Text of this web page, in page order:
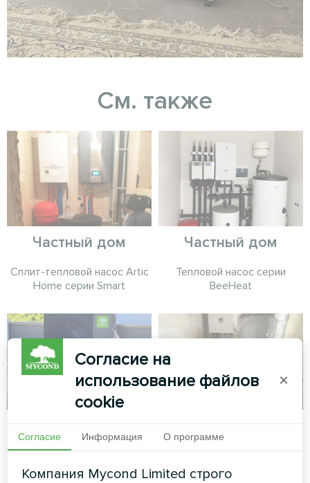
См. также
Частный дом
Сплит-тепловой насос Artic
Home серии Smart
Частный дом
Тепловой насос серии
BeeHeat
тепловыми
насосами Mycond
тепловыми
насосами Mycond
Согласие на
использование файлов
cookie
×
Согласие Информация О программе
Компания Mycond Limited строго